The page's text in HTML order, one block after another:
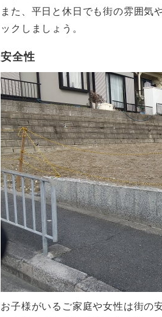
また、平日と休日でも街の雰囲気
ックしましょう。
安全性
お子様がいるご家庭や女性は街の